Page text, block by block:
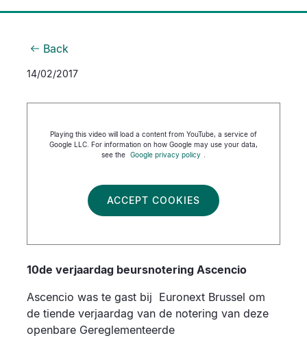
Back
14/02/2017
Playing this video will load a content from YouTube, a service of
Google LLC. For information on how Google may use your data,
see the Google privacy policy
ACCEPT COOKIES
10de verjaardag beursnotering Ascencio
Ascencio was te gast bij Euronext Brussel om
de tiende verjaardag van de notering van deze
openbare Gereglementeerde